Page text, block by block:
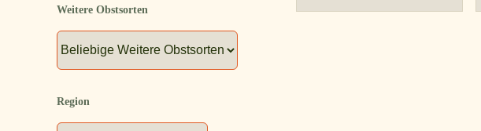
Weitere Obstsorten
Region